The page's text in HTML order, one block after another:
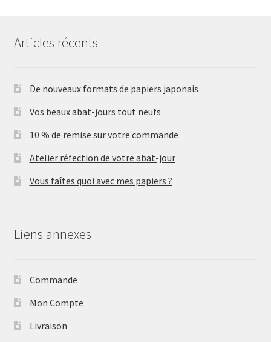
Articles récents
De nouveaux formats de papiers japonais
Vos beaux abat-jours tout neufs
10 % de remise sur votre commande
Atelier réfection de votre abat-jour
Vous faîtes quoi avec mes papiers ?
Liens annexes
Commande
Mon Compte
Livraison